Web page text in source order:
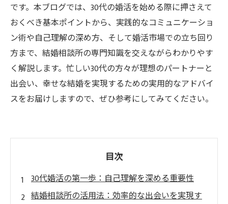
です。本ブログでは、30代の婚活を始める際に押さえて
おくべき基本ポイントから、実践的なコミュニケーショ
ン術や自己理解の深め方、そして婚活市場での立ち回り
方まで、結婚相談所の専門知識を交えながらわかりやす
く解説します。忙しい30代の方々が理想のパートナーと
出会い、幸せな結婚を実現するための実用的なアドバイ
スをお届けしますので、ぜひ参考にしてみてください。
目次
30代婚活の第一歩：自己理解を深める重要性
結婚相談所の活用法：効率的な出会いを実現す